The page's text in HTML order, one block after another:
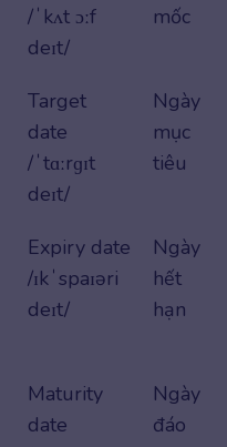
/ˈkʌt ɔːf
deɪt/
mốc
Target
date
/ˈtɑːrɡɪt
deɪt/
Ngày
mục
tiêu
Expiry date
/ɪkˈspaɪəri
deɪt/
Ngày
hết
hạn
Maturity
date
Ngày
đáo